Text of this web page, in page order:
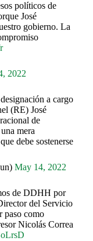
políticos de
José
gobierno. La
2022
a cargo
(RE) José
de
mera
debe sostenerse
May 14, 2022
de DDHH por
del Servicio
paso como
Nicolás Correa